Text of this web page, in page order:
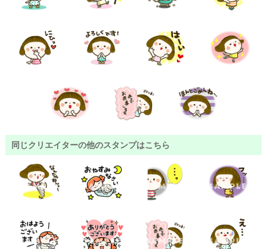
同じクリエイターの他のスタンプはこちら